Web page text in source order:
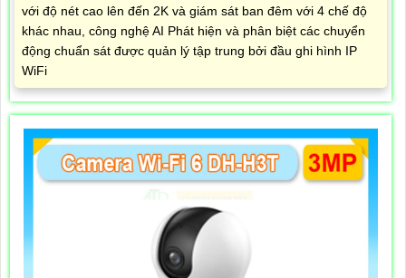
với độ nét cao lên đến 2K và giám sát ban đêm với 4 chế độ
khác nhau, công nghệ AI Phát hiện và phân biệt các chuyển
động chuẩn sát được quản lý tập trung bởi đầu ghi hình IP
WiFi